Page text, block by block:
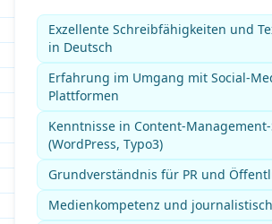
Exzellente Schreibfähigkeiten und
in Deutsch
Erfahrung im Umgang mit Social-
Plattformen
Kenntnisse in Content-
(WordPress, Typo3)
Grundverständnis für PR und
Medienkompetenz und